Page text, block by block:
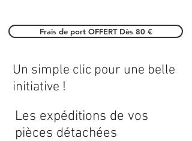
Frais de port OFFERT Dès 80 €
Les expéditions de vos
pièces détachées
Un simple clic pour une belle
initiative !